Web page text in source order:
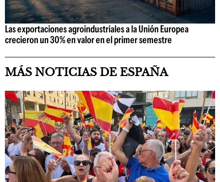
Las exportaciones agroindustriales a la Unión Europea
crecieron un 30% en valor en el primer semestre
MÁS NOTICIAS DE ESPAÑA